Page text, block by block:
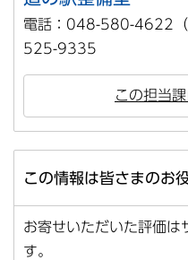
電話：048-580-4622
525-9335
この担当
この情報は皆さまのお
お寄せいただいた評価は
す。